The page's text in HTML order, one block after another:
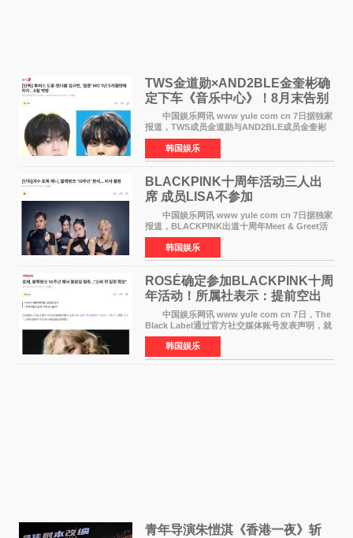
TWS金道勋×AND2BLE金奎彬确
定下车《音乐中心》！8月末告别
MC席位
中国娱乐网讯 www yule com cn 7日据独家
报道，TWS成员金道勋与AND2BLE成员金奎彬
将于8月离开《音乐中心》MC的位置。 金道
勋与金奎彬于去年3月与H2H A-NA一起被选为
《音乐中心》MC，约1
韩国娱乐
BLACKPINK十周年活动三人出
席 成员LISA不参加
中国娱乐网讯 www yule com cn 7日据独家
报道，BLACKPINK出道十周年Meet & Greet活
动将由智秀、ROS&Eacute;、JENNIE出席，
LISA将缺席。 此前BLACKPINK所属社YG并
未为组合出道十周年做
韩国娱乐
ROSÉ确定参加BLACKPINK十周
年活动！所属社表示：提前空出
了时间
中国娱乐网讯 www yule com cn 7日，The
Black Label通过官方社交媒体账号发表声明，就
近期网络上关于ROS&Eacute;个人行程及是否参
加BLACKPINK出道纪念活动的种种猜测作出正
式回应。 Th
韩国娱乐
青年导演朱愷淇《香港一夜》斩